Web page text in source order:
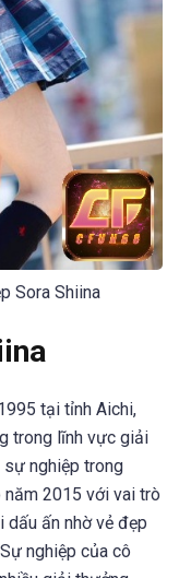
Sora Shiina
tại tỉnh Aichi,
trong lĩnh vực giải
sự nghiệp trong
2015 với vai trò
dấu ấn nhờ vẻ đẹp
nghiệp của cô